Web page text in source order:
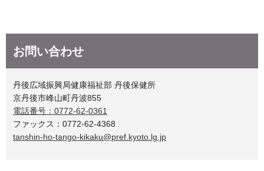
お問い合わせ
丹後広域振興局健康福祉部 丹後保健所
京丹後市峰山町丹波855
電話番号：0772-62-0361
ファックス：0772-62-4368
tanshin-ho-tango-kikaku@pref.kyoto.lg.jp